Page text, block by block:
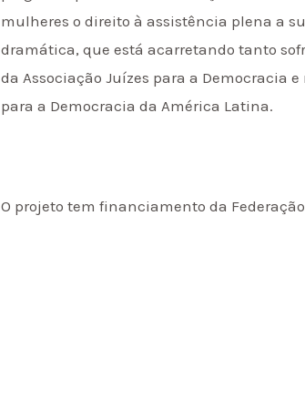
mulheres o direito à assistência plena a
dramática, que está acarretando tanto
da Associação Juízes para a Democracia
para a Democracia da América Latina.
O projeto tem financiamento da